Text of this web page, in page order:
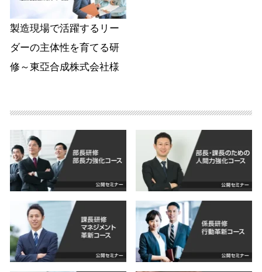
製造現場で活躍するリー
ダーの主体性を育てる研
修～東亞合成株式会社様